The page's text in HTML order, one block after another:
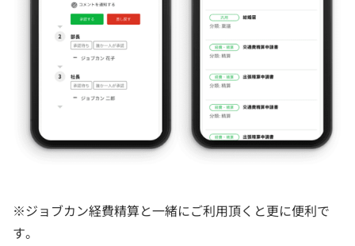
※ジョブカン経費精算と一緒にご利用頂くと更に便利で
す。